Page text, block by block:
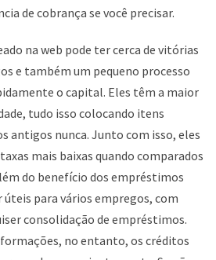
de cobrança se você precisar.
na web pode ter cerca de vitórias
e também um pequeno processo
o capital. Eles têm a maior
tudo isso colocando itens
antigos nunca. Junto com isso, eles
mais baixas quando comparados
do benefício dos empréstimos
para vários empregos, com
consolidação de empréstimos.
no entanto, os créditos